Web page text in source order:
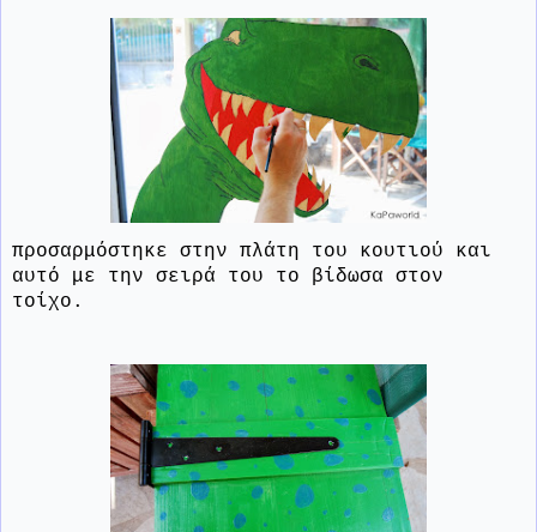
προσαρμόστηκε στην πλάτη του κουτιού και
αυτό με την σειρά του το βίδωσα στον
τοίχο.